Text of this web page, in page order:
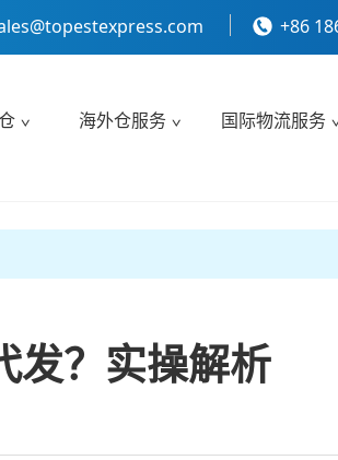
+86
海外仓服务 国际物流服务
发？实操解析